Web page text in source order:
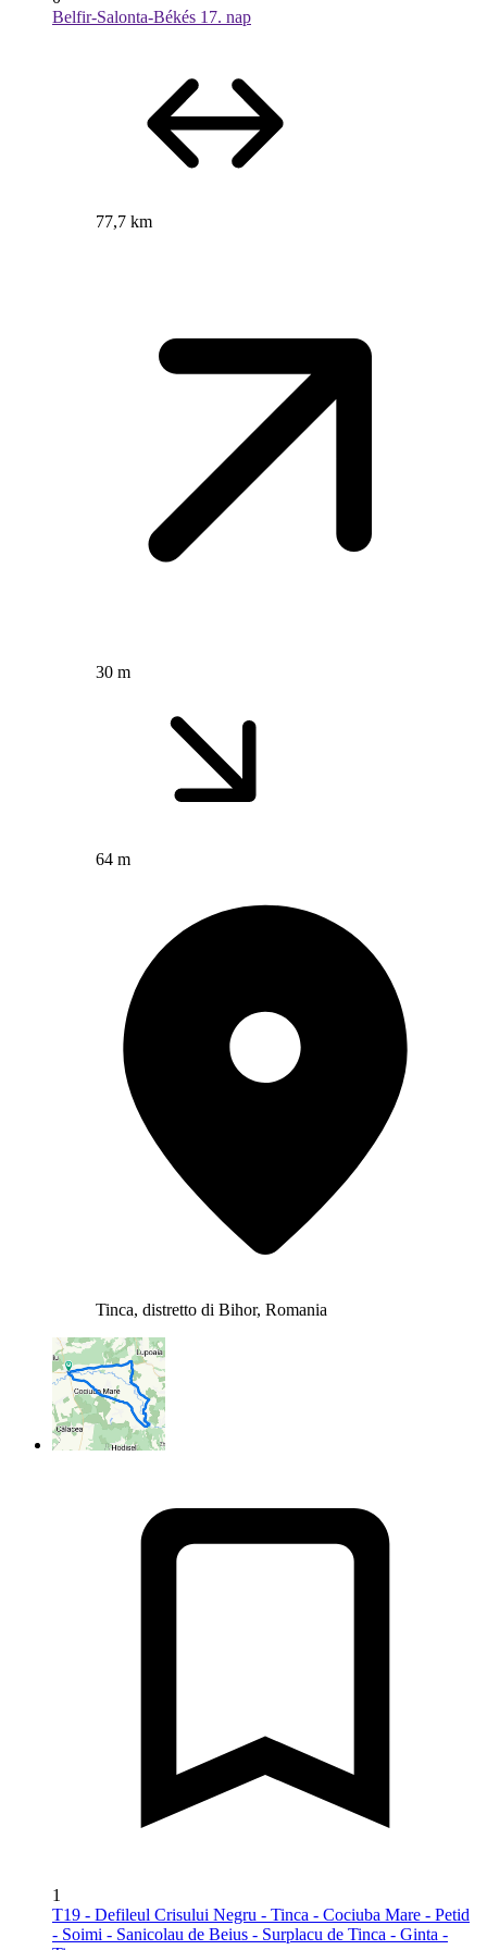
Belfir-Salonta-Békés 17. nap
77,7 km
30 m
64 m
Tinca, distretto di Bihor, Romania
1
T19 - Defileul Crisului Negru - Tinca - Cociuba Mare - Petid
- Soimi - Sanicolau de Beius - Surplacu de Tinca - Ginta -